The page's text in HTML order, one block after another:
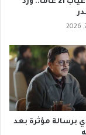
برسالة مؤثرة بعد